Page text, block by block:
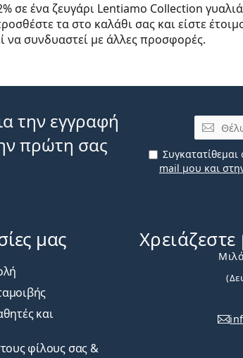
σε ένα ζευγάρι Lentiamo Collection
τα στο καλάθι σας και είστε
να συνδυαστεί με άλλες προσφορές.
την εγγραφή
πρώτη σας
Email
Συγκατατίθεμαι
mail μου και
μας
και
φίλους σας &